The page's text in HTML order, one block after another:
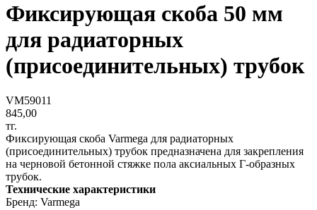
Фиксирующая скоба 50 мм
для радиаторных
(присоединительных) трубок
VM59011
845,00
тг.
Фиксирующая скоба Varmega для радиаторных
(присоединительных) трубок предназначена для закрепления
на черновой бетонной стяжке пола аксиальных Г-образных
трубок.
Технические характеристики
Бренд: Varmega